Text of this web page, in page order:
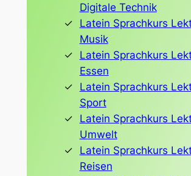
Digitale Technik
Latein Sprachkurs
Musik
Latein Sprachkurs
Essen
Latein Sprachkurs
Sport
Latein Sprachkurs
Umwelt
Latein Sprachkurs
Reisen